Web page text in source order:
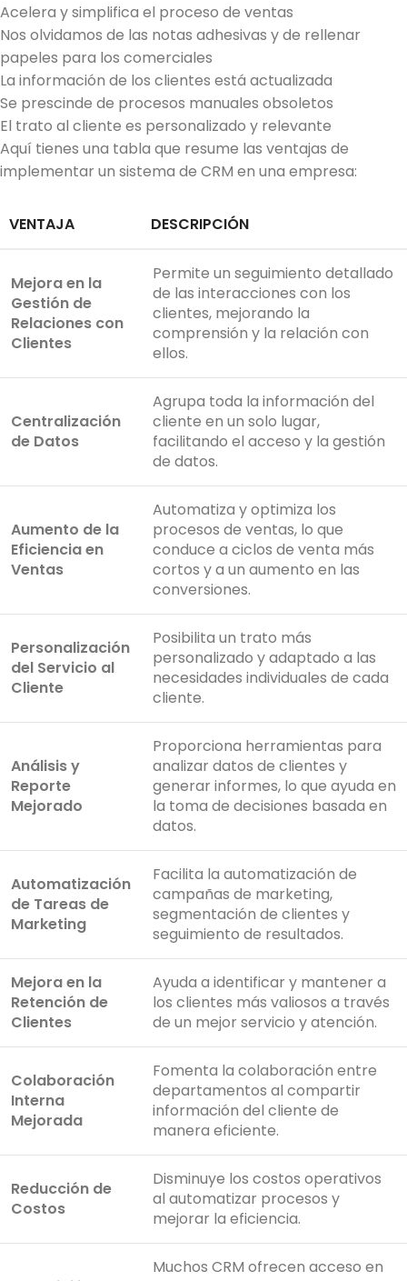
Acelera y simplifica el proceso de ventas
Nos olvidamos de las notas adhesivas y de rellenar
papeles para los comerciales
La información de los clientes está actualizada
Se prescinde de procesos manuales obsoletos
El trato al cliente es personalizado y relevante
Aquí tienes una tabla que resume las ventajas de
implementar un sistema de CRM en una empresa:
VENTAJA DESCRIPCIÓN
Mejora en la
Gestión de
Relaciones con
Clientes
Permite un seguimiento detallado
de las interacciones con los
clientes, mejorando la
comprensión y la relación con
ellos.
Centralización
de Datos
Agrupa toda la información del
cliente en un solo lugar,
facilitando el acceso y la gestión
de datos.
Aumento de la
Eficiencia en
Ventas
Automatiza y optimiza los
procesos de ventas, lo que
conduce a ciclos de venta más
cortos y a un aumento en las
conversiones.
Personalización
del Servicio al
Cliente
Posibilita un trato más
personalizado y adaptado a las
necesidades individuales de cada
cliente.
Análisis y
Reporte
Mejorado
Proporciona herramientas para
analizar datos de clientes y
generar informes, lo que ayuda en
la toma de decisiones basada en
datos.
Automatización
de Tareas de
Marketing
Facilita la automatización de
campañas de marketing,
segmentación de clientes y
seguimiento de resultados.
Mejora en la
Retención de
Clientes
Ayuda a identificar y mantener a
los clientes más valiosos a través
de un mejor servicio y atención.
Colaboración
Interna
Mejorada
Fomenta la colaboración entre
departamentos al compartir
información del cliente de
manera eficiente.
Reducción de
Costos
Disminuye los costos operativos
al automatizar procesos y
mejorar la eficiencia.
Muchos CRM ofrecen acceso en